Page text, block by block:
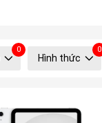
0
Hình thức
0